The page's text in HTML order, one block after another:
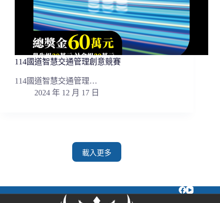
114國道智慧交通管理創意競賽
114國道智慧交通管理…
2024 年 12 月 17 日
載入更多